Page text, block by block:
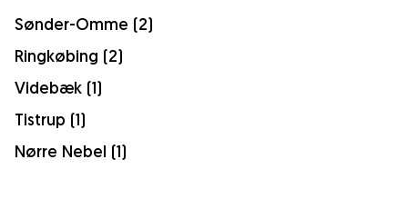
Sønder-Omme (2)
Ringkøbing (2)
Videbæk (1)
Tistrup (1)
Nørre Nebel (1)